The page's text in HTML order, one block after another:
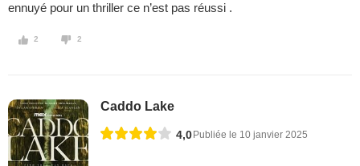
ennuyé pour un thriller ce n’est pas réussi .
2 2
Caddo Lake
4,0 Publiée le 10 janvier 2025